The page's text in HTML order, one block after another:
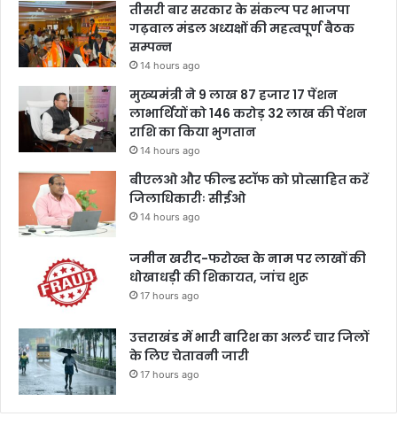
तीसरी बार सरकार के संकल्प पर भाजपा
गढ़वाल मंडल अध्यक्षों की महत्वपूर्ण बैठक
सम्पन्न
14 hours ago
मुख्यमंत्री ने 9 लाख 87 हजार 17 पेंशन
लाभार्थियों को 146 करोड़ 32 लाख की पेंशन
राशि का किया भुगतान
14 hours ago
बीएलओ और फील्ड स्टॉफ को प्रोत्साहित करें
जिलाधिकारीः सीईओ
14 hours ago
जमीन खरीद-फरोख्त के नाम पर लाखों की
धोखाधड़ी की शिकायत, जांच शुरू
17 hours ago
उत्तराखंड में भारी बारिश का अलर्ट चार जिलों
के लिए चेतावनी जारी
17 hours ago